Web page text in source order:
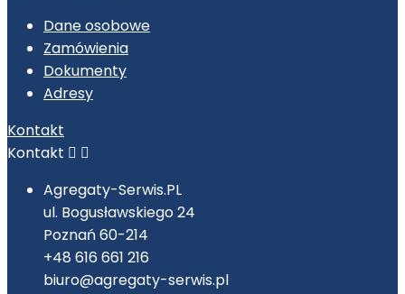
Dane osobowe
Zamówienia
Dokumenty
Adresy
Kontakt
Kontakt  
Agregaty-Serwis.PL
ul. Bogusławskiego 24
Poznań 60-214
+48 616 661 216
biuro@agregaty-serwis.pl